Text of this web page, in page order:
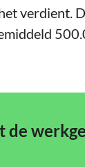
verdient.
de